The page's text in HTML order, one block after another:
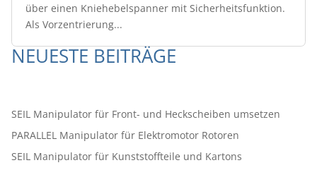
über einen Kniehebelspanner mit Sicherheitsfunktion.
Als Vorzentrierung...
NEUESTE BEITRÄGE
SEIL Manipulator für Front- und Heckscheiben umsetzen
PARALLEL Manipulator für Elektromotor Rotoren
SEIL Manipulator für Kunststoffteile und Kartons